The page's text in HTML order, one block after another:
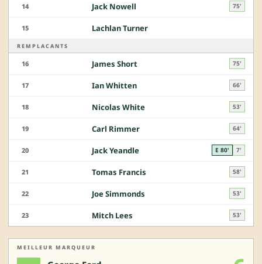
14 Jack Nowell 75'
15 Lachlan Turner
REMPLACANTS
16 James Short 75'
17 Ian Whitten 66'
18 Nicolas White 53'
19 Carl Rimmer 64'
20 Jack Yeandle E 80' 7'
21 Tomas Francis 58'
22 Joe Simmonds 53'
23 Mitch Lees 53'
MEILLEUR MARQUEUR